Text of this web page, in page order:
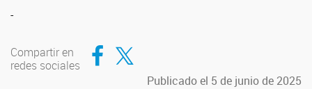
-
Compartir en
redes sociales
Compartir en Facebook
Compartir en Twitter
Publicado el 5 de junio de 2025